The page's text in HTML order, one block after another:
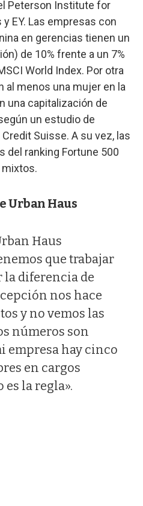
Peterson Institute for
EY. Las empresas con
en gerencias tienen un
de 10% frente a un 7%
World Index. Por otra
al menos una mujer en la
una capitalización de
un estudio de
Suisse. A su vez, las
del ranking Fortune 500
Urban Haus
que trabajar
diferencia de
nos hace
y no vemos las
números son
empresa hay cinco
en cargos
la regla».